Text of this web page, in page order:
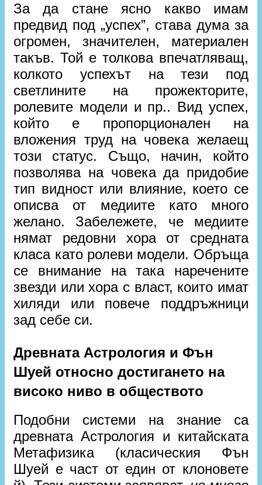
За да стане ясно какво имам
предвид под „успех”, става дума за
огромен, значителен, материален
такъв. Той е толкова впечатляващ,
колкото успехът на тези под
светлините на прожекторите,
ролевите модели и пр.. Вид успех,
който е пропорционален на
вложения труд на човека желаещ
този статус. Също, начин, който
позволява на човека да придобие
тип видност или влияние, което се
описва от медиите като много
желано. Забележете, че медиите
нямат редовни хора от средната
класа като ролеви модели. Обръща
се внимание на така наречените
звезди или хора с власт, които имат
хиляди или повече поддръжници
зад себе си.
Древната Астрология и Фън
Шуей относно достигането на
високо ниво в обществото
Подобни системи на знание са
древната Астрология и китайската
Метафизика (класическия Фън
Шуей е част от един от клоновете